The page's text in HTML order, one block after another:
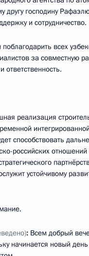
другу господину
и сотрудничество.
всех
за совместную
ответственность.
реализация
способствовать
российских отношений
устойчивому
: Всем добрый
начинается новый